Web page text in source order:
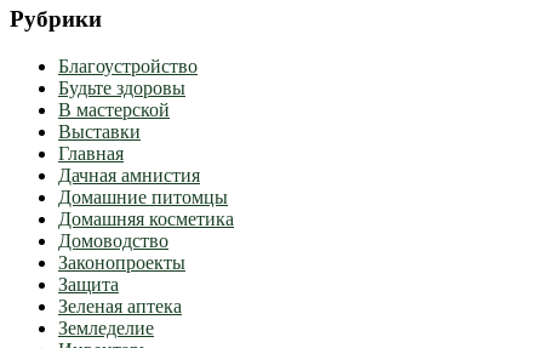
Рубрики
Благоустройство
Будьте здоровы
В мастерской
Выставки
Главная
Дачная амнистия
Домашние питомцы
Домашняя косметика
Домоводство
Законопроекты
Защита
Зеленая аптека
Земледелие